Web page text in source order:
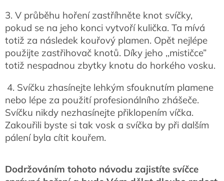
3. V průběhu hoření zastříhněte knot svíčky,
pokud se na jeho konci vytvoří kulička. Ta mívá
totiž za následek kouřový plamen. Opět nejlépe
použijte zastřihovač knotů. Díky jeho ,,mističce”
totiž nespadnou zbytky knotu do horkého vosku.
4. Svíčku zhasínejte lehkým sfouknutím plamene
nebo lépe za použití profesionálního zhášeče.
Svíčku nikdy nezhasínejte přiklopením víčka.
Zakouřili byste si tak vosk a svíčka by při dalším
pálení byla cítit kouřem.
Dodržováním tohoto návodu zajistíte svíčce